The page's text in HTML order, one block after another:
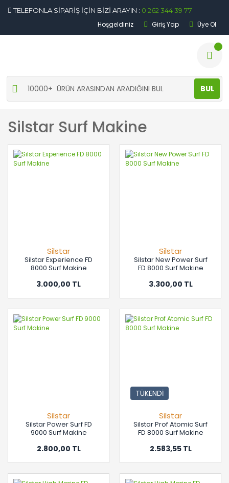
TELEFONLA SİPARİŞ İÇİN BİZİ ARAYIN : 0 262 344 39 77
Hoşgeldiniz Giriş Yap Üye Ol
BUL
Silstar Surf Makine
Silstar
Silstar Experience FD
8000 Surf Makine
3.000,00 TL
Silstar
Silstar New Power Surf
FD 8000 Surf Makine
3.300,00 TL
Silstar
Silstar Power Surf FD
9000 Surf Makine
2.800,00 TL
TÜKENDİ
Silstar
Silstar Prof Atomic Surf
FD 8000 Surf Makine
2.583,55 TL